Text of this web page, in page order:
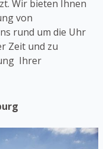
Wir bieten Ihnen
von
rund um die Uhr
Zeit und zu
Ihrer